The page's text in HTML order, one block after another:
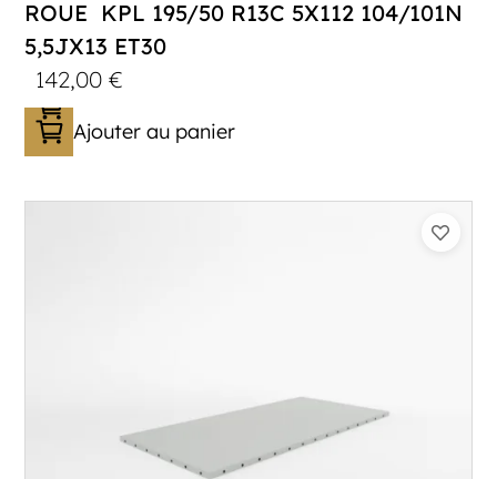
ROUE KPL 195/50 R13C 5X112 104/101N
5,5JX13 ET30
142,00€
Ajouter au panier